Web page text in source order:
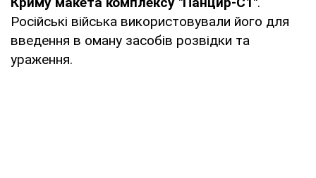
Російські війська використовували його для
введення в оману засобів розвідки та
ураження.